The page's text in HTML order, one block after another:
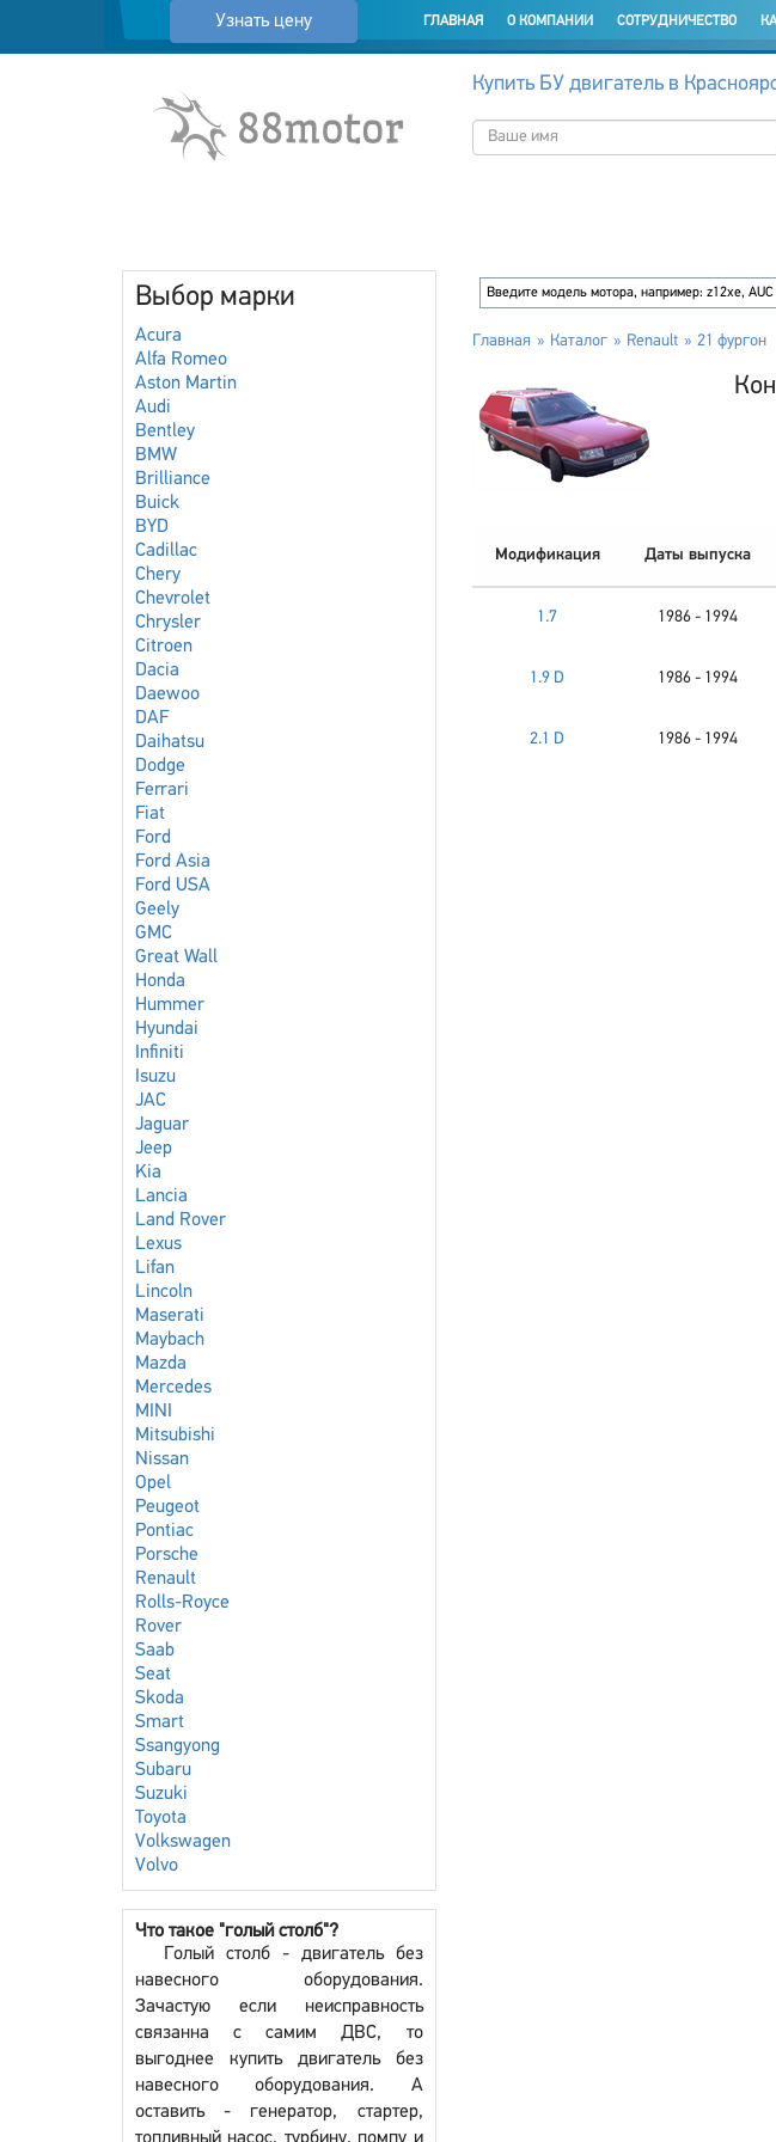
Узнать цену ГЛАВНАЯ О КОМПАНИИ СОТРУДНИЧЕСТВО
Купить БУ двигатель в
Выбор марки
Acura
Alfa Romeo
Aston Martin
Audi
Bentley
BMW
Brilliance
Buick
BYD
Cadillac
Chery
Chevrolet
Chrysler
Citroen
Dacia
Daewoo
DAF
Daihatsu
Dodge
Ferrari
Fiat
Ford
Ford Asia
Ford USA
Geely
GMC
Great Wall
Honda
Hummer
Hyundai
Infiniti
Isuzu
JAC
Jaguar
Jeep
Kia
Lancia
Land Rover
Lexus
Lifan
Lincoln
Maserati
Maybach
Mazda
Mercedes
MINI
Mitsubishi
Nissan
Opel
Peugeot
Pontiac
Porsche
Renault
Rolls-Royce
Rover
Saab
Seat
Skoda
Smart
Ssangyong
Subaru
Suzuki
Toyota
Volkswagen
Volvo
Что такое "голый столб"?
Голый столб - двигатель без
навесного оборудования.
Зачастую если неисправность
связанна с самим ДВС, то
выгоднее купить двигатель без
навесного оборудования. А
оставить - генератор, стартер,
Главная Каталог Renault 21 фургон
Модификация Даты выпуска
1.7 1986 - 1994
1.9 D 1986 - 1994
2.1 D 1986 - 1994